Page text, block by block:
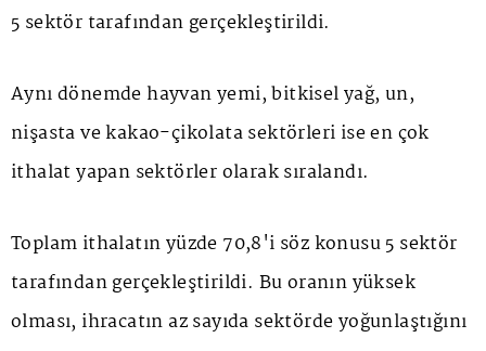
5 sektör tarafından gerçekleştirildi.
Aynı dönemde hayvan yemi, bitkisel yağ, un,
nişasta ve kakao-çikolata sektörleri ise en çok
ithalat yapan sektörler olarak sıralandı.
Toplam ithalatın yüzde 70,8'i söz konusu 5 sektör
tarafından gerçekleştirildi. Bu oranın yüksek
olması, ihracatın az sayıda sektörde yoğunlaştığını